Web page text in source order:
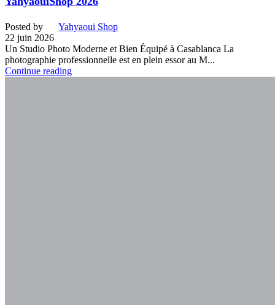
Posted by
Yahyaoui Shop
22 juin 2026
Un Studio Photo Moderne et Bien Équipé à Casablanca La
photographie professionnelle est en plein essor au M...
Continue reading